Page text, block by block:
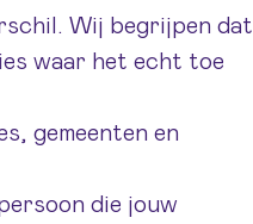
Wij begrijpen dat
waar het echt toe
gemeenten en
die jouw